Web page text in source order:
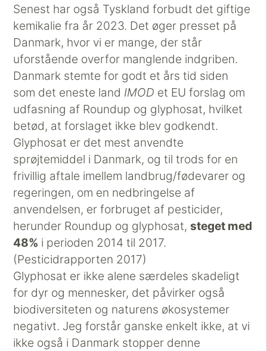
Senest har også Tyskland forbudt det giftige
kemikalie fra år 2023. Det øger presset på
Danmark, hvor vi er mange, der står
uforstående overfor manglende indgriben.
Danmark stemte for godt et års tid siden
som det eneste land IMOD et EU forslag om
udfasning af Roundup og glyphosat, hvilket
betød, at forslaget ikke blev godkendt.
Glyphosat er det mest anvendte
sprøjtemiddel i Danmark, og til trods for en
frivillig aftale imellem landbrug/fødevarer og
regeringen, om en nedbringelse af
anvendelsen, er forbruget af pesticider,
herunder Roundup og glyphosat,steget med
48% i perioden 2014 til 2017.
(Pesticidrapporten 2017)
Glyphosat er ikke alene særdeles skadeligt
for dyr og mennesker, det påvirker også
biodiversiteten og naturens økosystemer
negativt. Jeg forstår ganske enkelt ikke, at vi
ikke også i Danmark stopper denne